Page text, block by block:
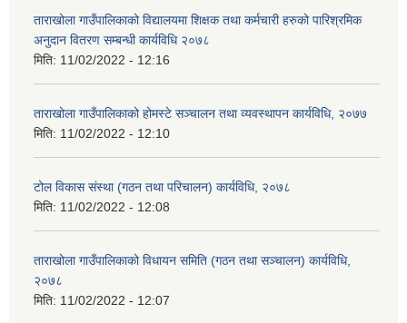
ताराखोला गाउँपालिकाको विद्यालयमा शिक्षक तथा कर्मचारी हरुको पारिश्रमिक
अनुदान वितरण सम्बन्धी कार्यविधि २०७८
मिति: 11/02/2022 - 12:16
ताराखोला गाउँपालिकाको होमस्टे सञ्चालन तथा व्यवस्थापन कार्यविधि, २०७७
मिति: 11/02/2022 - 12:10
टोल विकास संस्था (गठन तथा परिचालन) कार्यविधि, २०७८
मिति: 11/02/2022 - 12:08
ताराखोला गाउँपालिकाको विधायन समिति (गठन तथा सञ्चालन) कार्यविधि,
२०७८
मिति: 11/02/2022 - 12:07